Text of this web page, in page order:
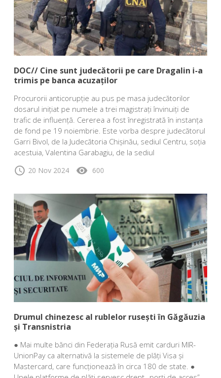
DOC// Cine sunt judecătorii pe care Dragalin i-a
trimis pe banca acuzaților
Procurorii anticorupție au pus pe masa judecătorilor
dosarul inițiat pe numele a trei magistrați învinuiți de
trafic de influență. Cererea a fost înregistrată în instanța
de fond pe 19 noiembrie. Este vorba despre judecătorul
Garri Bivol, de la Judecătoria Chișinău, sediul Centru, soția
acestuia, Valentina Garabagiu, de la sediul
schedule 20 Nov 2024 visibility 600
Drumul chinezesc al rublelor rusești în Găgăuzia
și Transnistria
● Mai multe bănci din Federația Rusă emit carduri MIR-
UnionPay ca alternativă la sistemele de plăți Visa și
Mastercard, care funcționează în circa 180 de state. ●